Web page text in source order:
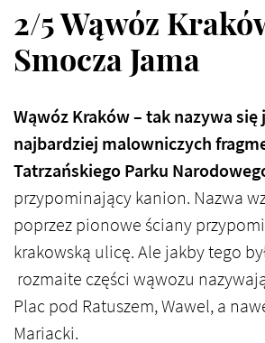
2/5 Wąwóz
Smocza Jama
Wąwóz Kraków – tak nazywa się
najbardziej malowniczych
Tatrzańskiego Parku
przypominający kanion. Nazwa
poprzez pionowe ściany
krakowską ulicę. Ale jakby tego
rozmaite części wąwozu
Plac pod Ratuszem, Wawel, a
Mariacki.